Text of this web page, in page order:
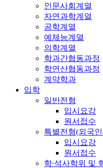
인문사회계열
자연과학계열
공학계열
예체능계열
의학계열
학과간협동과정
학연산협동과정
계약학과
입학
일반전형
입시요강
원서접수
특별전형(외국
입시요강
원서접수
학·석사학위 및